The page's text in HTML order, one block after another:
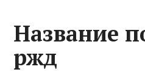
Название
ржд